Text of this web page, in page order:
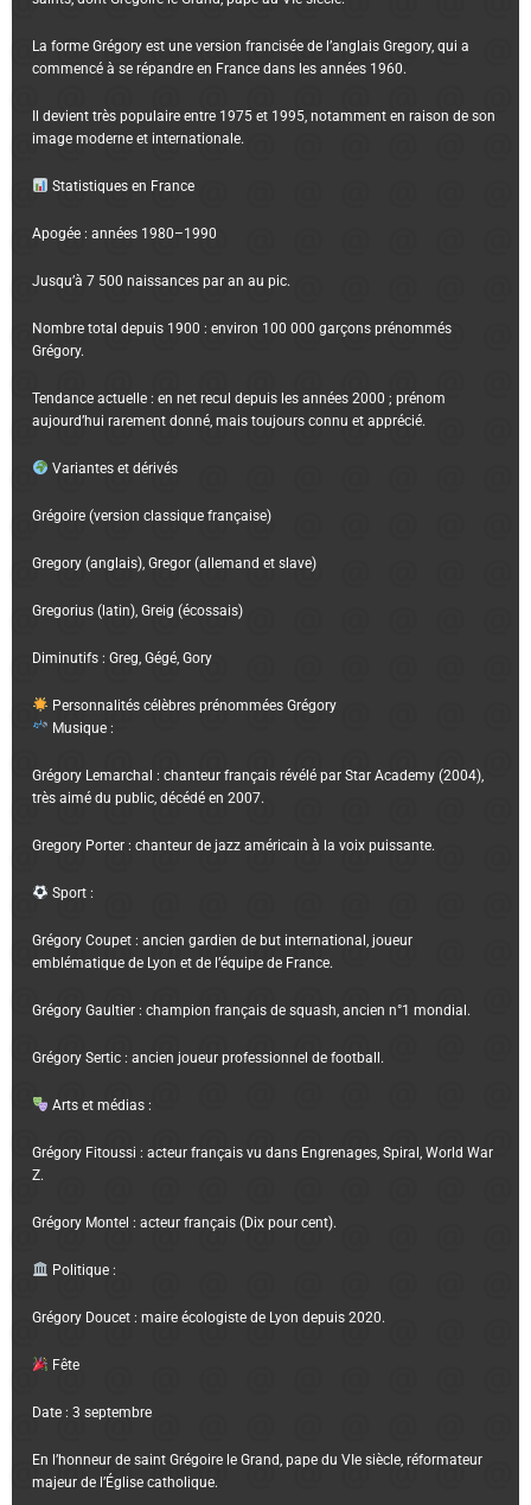
La forme Grégory est une version francisée de l’anglais Gregory, qui a
commencé à se répandre en France dans les années 1960.
Il devient très populaire entre 1975 et 1995, notamment en raison de son
image moderne et internationale.
Statistiques en France
Apogée : années 1980–1990
Jusqu’à 7 500 naissances par an au pic.
Nombre total depuis 1900 : environ 100 000 garçons prénommés
Grégory.
Tendance actuelle : en net recul depuis les années 2000 ; prénom
aujourd’hui rarement donné, mais toujours connu et apprécié.
Variantes et dérivés
Grégoire (version classique française)
Gregory (anglais), Gregor (allemand et slave)
Gregorius (latin), Greig (écossais)
Diminutifs : Greg, Gégé, Gory
Personnalités célèbres prénommées Grégory
Musique :
Grégory Lemarchal : chanteur français révélé par Star Academy (2004),
très aimé du public, décédé en 2007.
Gregory Porter : chanteur de jazz américain à la voix puissante.
Sport :
Grégory Coupet : ancien gardien de but international, joueur
emblématique de Lyon et de l’équipe de France.
Grégory Gaultier : champion français de squash, ancien n°1 mondial.
Grégory Sertic : ancien joueur professionnel de football.
Arts et médias :
Grégory Fitoussi : acteur français vu dans Engrenages, Spiral, World War
Z.
Grégory Montel : acteur français (Dix pour cent).
Politique :
Grégory Doucet : maire écologiste de Lyon depuis 2020.
Fête
Date : 3 septembre
En l’honneur de saint Grégoire le Grand, pape du VIe siècle, réformateur
majeur de l’Église catholique.